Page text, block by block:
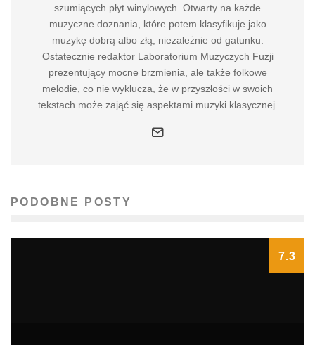
szumiących płyt winylowych. Otwarty na każde
muzyczne doznania, które potem klasyfikuje jako
muzykę dobrą albo złą, niezależnie od gatunku.
Ostatecznie redaktor Laboratorium Muzyczych Fuzji
prezentujący mocne brzmienia, ale także folkowe
melodie, co nie wyklucza, że w przyszłości w swoich
tekstach może zająć się aspektami muzyki klasycznej.
PODOBNE POSTY
7.3